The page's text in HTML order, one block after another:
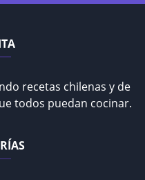
recetas chilenas y de
todos puedan cocinar.